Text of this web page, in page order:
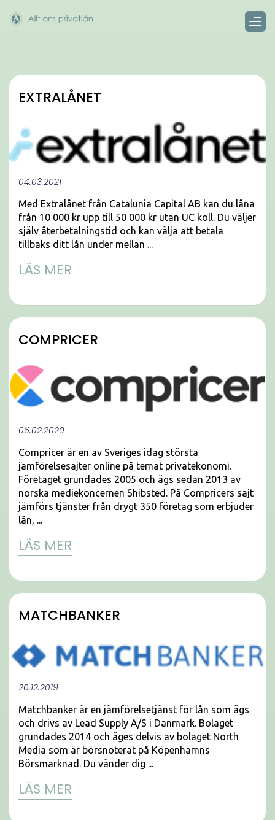
EXTRALÅNET
04.03.2021
Med Extralånet från Catalunia Capital AB kan du låna
från 10 000 kr upp till 50 000 kr utan UC koll. Du väljer
själv återbetalningstid och kan välja att betala
tillbaks ditt lån under mellan ...
LÄS MER
COMPRICER
06.02.2020
Compricer är en av Sveriges idag största
jämförelsesajter online på temat privatekonomi.
Företaget grundades 2005 och ägs sedan 2013 av
norska mediekoncernen Shibsted. På Compricers sajt
jämförs tjänster från drygt 350 företag som erbjuder
lån, ...
LÄS MER
MATCHBANKER
20.12.2019
Matchbanker är en jämförelsetjänst för lån som ägs
och drivs av Lead Supply A/S i Danmark. Bolaget
grundades 2014 och äges delvis av bolaget North
Media som är börsnoterat på Köpenhamns
Börsmarknad. Du vänder dig ...
LÄS MER